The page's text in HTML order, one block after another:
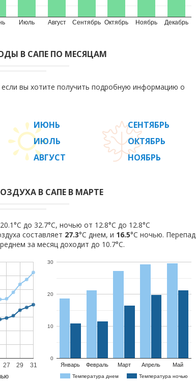
Июль Август Сентябрь Октябрь Ноябрь Декабрь
В САПЕ ПО МЕСЯЦАМ
вы хотите получить подробную информацию о
ИЮНЬ
ИЮЛЬ
АВГУСТ
СЕНТЯБРЬ
ОКТЯБРЬ
НОЯБРЬ
В САПЕ В МАРТЕ
до 32.7°C, ночью от 12.8°C до 12.8°C
составляет 27.3°C днем, и 16.5°C ночью. Перепад
за месяц доходит до 10.7°С.
27 29 31
Температура днем Температура ночью
Январь Февраль Март Апрель Май
0
10
20
30